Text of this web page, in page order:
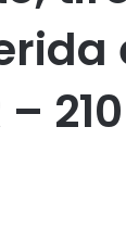
210